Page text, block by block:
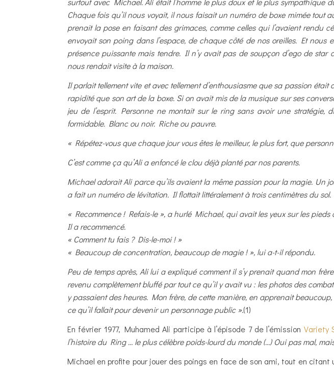
Chaque fois qu’il nous voyait, il nous faisait un numéro de boxe mimée
prenait la pose en faisant des grimaces, comme celles qui l’avaient rendu
envoyait son poing dans l’espace, de chaque côté de nos oreilles. Et
présence puissante mais tendre. Il n’y avait pas de soupçon d’ego de
nous rendait visite à la maison.
Il parlait tellement vite et avec tellement d’enthousiasme que sa passion
rapidité que son art de la boxe. Si on avait mis de la musique sur ses
jeu de l’esprit. Personne ne montait sur le ring sans avoir une
formidable. Blanc ou noir. Riche ou pauvre.
« Répétez-vous que chaque jour vous êtes le meilleur, le plus fort, que
C’est comme ça qu’Ali a enfoncé le clou déjà planté par nos parents.
Michael adorait Ali parce qu’ils avaient la même passion pour la magie.
a fait un numéro de lévitation. Il flottait littéralement à trois centimètres du sol.
« Recommence ! Refais-le », a hurlé Michael, qui avait les yeux sur les pieds
Il a recommencé.
« Comment tu fais ? Dis-le-moi ! »
« Beaucoup de concentration, beaucoup de magie ! », lui a-t-il répondu.
Peu de temps après, Ali lui a expliqué comment il s’y prenait quand mon
revenu complètement bluffé par tout ce qu’il y avait vu : les photos des
y passaient des heures. Mon frère, de cette manière, en apprenait
ce qu’il fallait pour devenir un personnage public ».(1)
En février 1977, Muhamed Ali participe à l’épisode 7 de l’émission Variety
l’histoire du Ring … le plus célèbre poids-lourd du monde (…) Oui pas mal,
Michael en profite pour jouer des poings en face de son ami, tout en citant